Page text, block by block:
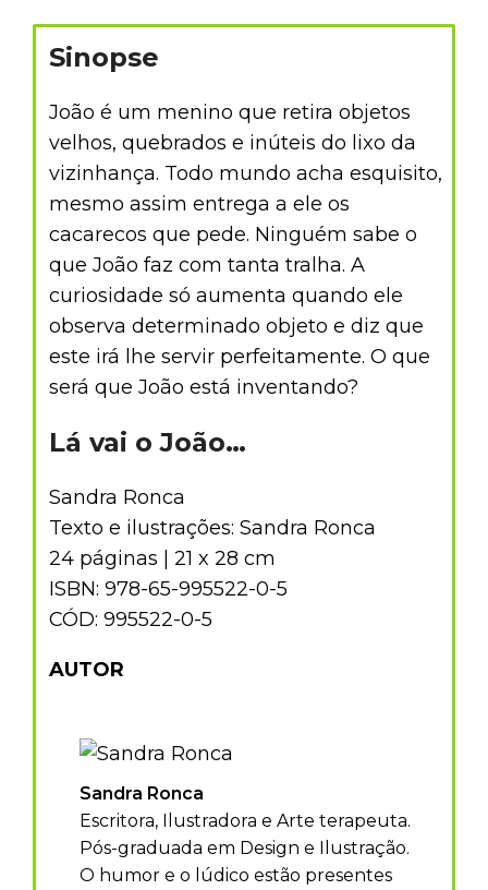
Sinopse
João é um menino que retira objetos
velhos, quebrados e inúteis do lixo da
vizinhança. Todo mundo acha esquisito,
mesmo assim entrega a ele os
cacarecos que pede. Ninguém sabe o
que João faz com tanta tralha. A
curiosidade só aumenta quando ele
observa determinado objeto e diz que
este irá lhe servir perfeitamente. O que
será que João está inventando?
Lá vai o João…
Sandra Ronca
Texto e ilustrações: Sandra Ronca
24 páginas | 21 x 28 cm
ISBN: 978-65-995522-0-5
CÓD: 995522-0-5
AUTOR
Sandra Ronca
Escritora, Ilustradora e Arte terapeuta.
Pós-graduada em Design e Ilustração.
O humor e o lúdico estão presentes